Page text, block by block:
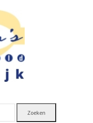
Zoeken